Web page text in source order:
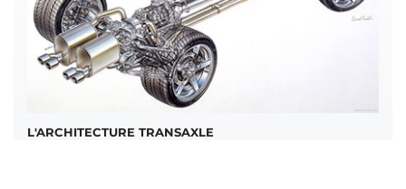
L'ARCHITECTURE TRANSAXLE